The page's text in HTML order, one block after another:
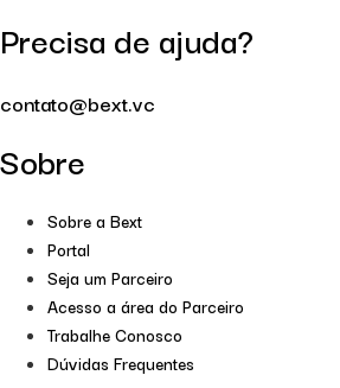
Precisa de ajuda?
contato@bext.vc
Sobre
Sobre a Bext
Portal
Seja um Parceiro
Acesso a área do Parceiro
Trabalhe Conosco
Dúvidas Frequentes